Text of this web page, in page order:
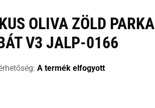
OLIVA ZÖLD PARKA
V3 JALP-0166
A termék elfogyott